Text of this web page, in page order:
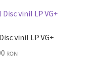
Vangelis – Spiral Disc vinil LP VG+
RON